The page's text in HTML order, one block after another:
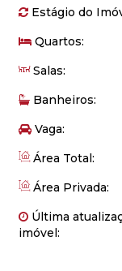
Estágio do
Quartos:
Salas:
Banheiros:
Vaga:
Área Total:
Área Privada:
Última
imóvel: